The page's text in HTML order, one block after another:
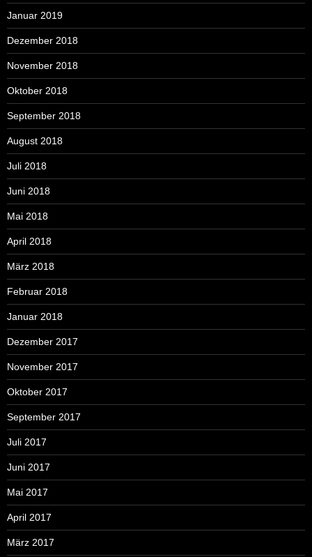
Januar 2019
Dezember 2018
November 2018
Oktober 2018
September 2018
August 2018
Juli 2018
Juni 2018
Mai 2018
April 2018
März 2018
Februar 2018
Januar 2018
Dezember 2017
November 2017
Oktober 2017
September 2017
Juli 2017
Juni 2017
Mai 2017
April 2017
März 2017